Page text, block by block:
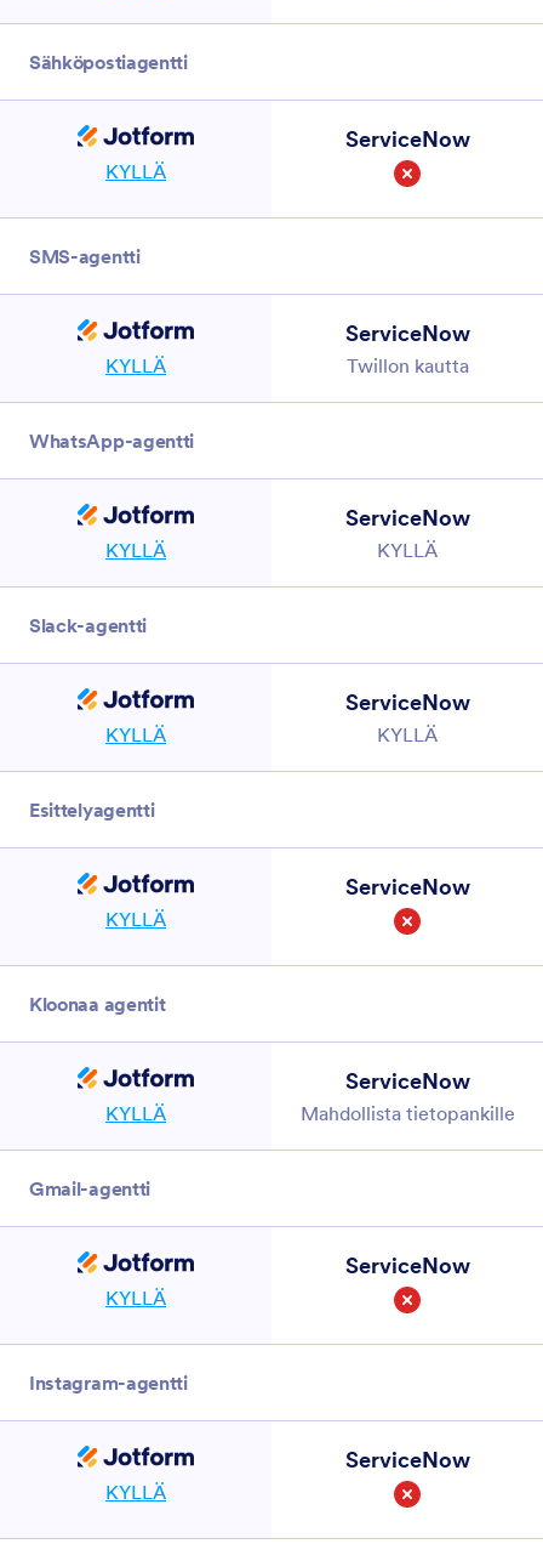
Sähköpostiagentti
KYLLÄ
ServiceNow
SMS-agentti
KYLLÄ
ServiceNow
Twillon kautta
WhatsApp-agentti
KYLLÄ
ServiceNow
KYLLÄ
Slack-agentti
KYLLÄ
ServiceNow
KYLLÄ
Esittelyagentti
KYLLÄ
ServiceNow
Kloonaa agentit
KYLLÄ
ServiceNow
Mahdollista tietopankille
Gmail-agentti
KYLLÄ
ServiceNow
Instagram-agentti
KYLLÄ
ServiceNow